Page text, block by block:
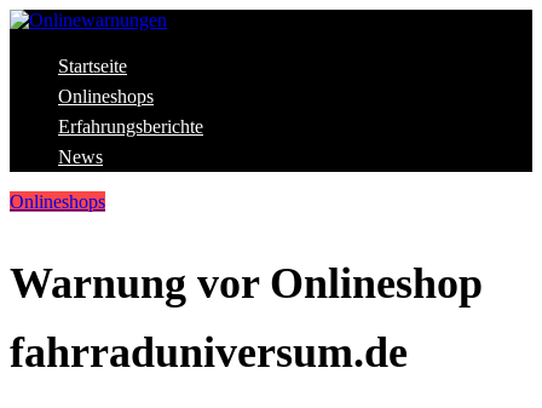
Skip
content
Onlinewarnungen
Aktuelle Warnungen vor Gefahren im Internet
Startseite
Onlineshops
Erfahrungsberichte
News
Onlineshops
Warnung vor Onlineshop
fahrraduniversum.de